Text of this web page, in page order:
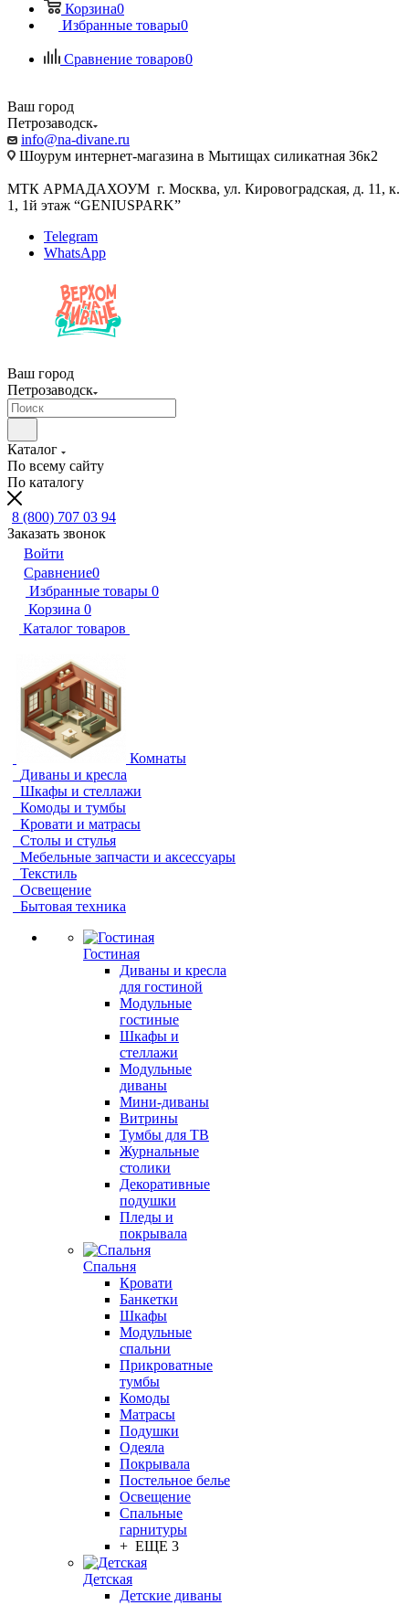
Корзина0
Избранные товары0
Сравнение товаров0
Ваш город
Петрозаводск
info@na-divane.ru
Шоурум интернет-магазина в Мытищах силикатная 36к2
МТК АРМАДАХОУМ г. Москва, ул. Кировоградская, д. 11, к.
1, 1й этаж “GENIUSPARK”
Telegram
WhatsApp
Ваш город
Петрозаводск
Каталог
По всему сайту
По каталогу
8 (800) 707 03 94
Заказать звонок
Войти
Сравнение0
Избранные товары 0
Корзина 0
Каталог товаров
Комнаты
Диваны и кресла
Шкафы и стеллажи
Комоды и тумбы
Кровати и матрасы
Столы и стулья
Мебельные запчасти и аксессуары
Текстиль
Освещение
Бытовая техника
Гостиная
Диваны и кресла
для гостиной
Модульные
гостиные
Шкафы и
стеллажи
Модульные
диваны
Мини-диваны
Витрины
Тумбы для ТВ
Журнальные
столики
Декоративные
подушки
Пледы и
покрывала
Спальня
Кровати
Банкетки
Шкафы
Модульные
спальни
Прикроватные
тумбы
Комоды
Матрасы
Подушки
Одеяла
Покрывала
Постельное белье
Освещение
Спальные
гарнитуры
+ ЕЩЕ 3
Детская
Детские диваны